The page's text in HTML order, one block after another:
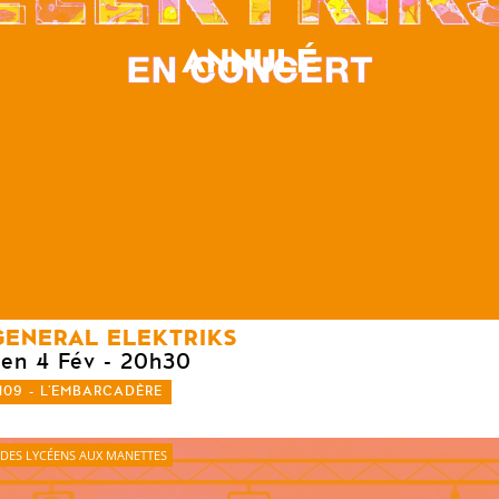
ANNULÉ
ELEKTRIKS
4 Fév - 20h30
- L'EMBARCADÈRE
DES LYCÉENS AUX MANETTES